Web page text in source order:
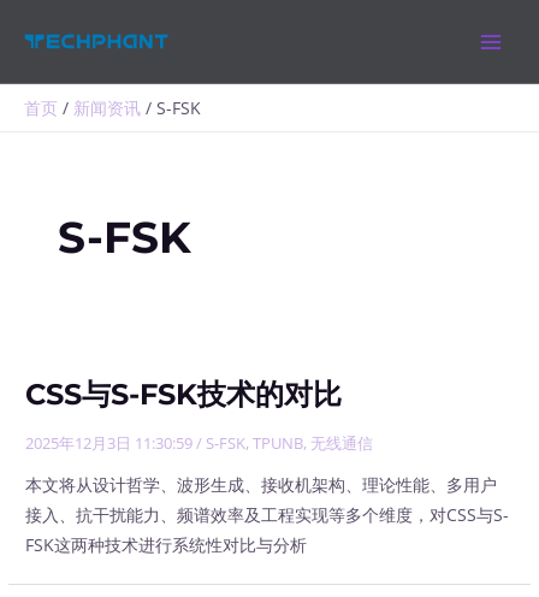
首页 新闻资讯 S-FSK
S-FSK
CSS与S-FSK技术的对比
2025年12月3日 11:30:59/ S-FSK,TPUNB, 无线通信
本文将从设计哲学、波形生成、接收机架构、理论性能、多用户
接入、抗干扰能力、频谱效率及工程实现等多个维度，对CSS与S-
FSK这两种技术进行系统性对比与分析